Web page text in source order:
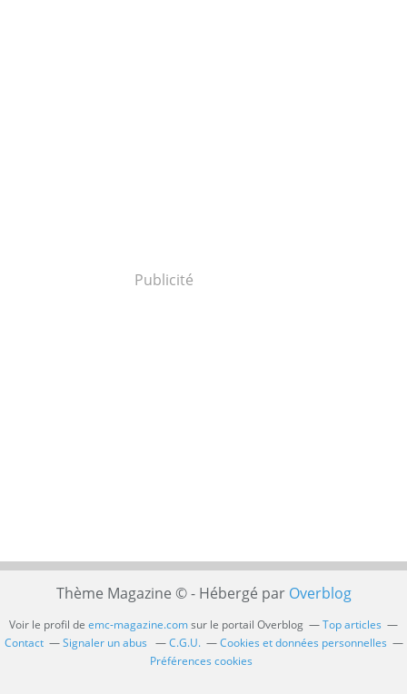
Publicité
Thème Magazine © - Hébergé par Overblog
Voir le profil de emc-magazine.comsur le portail Overblog
Top articles
Contact
Signaler un abus C.G.U.
Cookies et données personnelles
Préférences cookies